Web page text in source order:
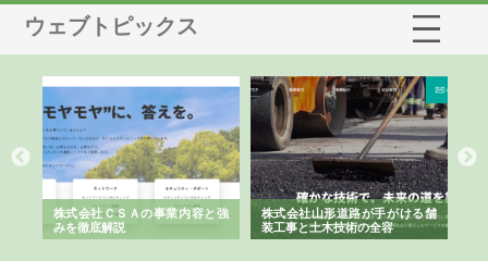
ウェブトピックス
株式会社ＣＳＡの事業内容と強
みを徹底解説
株式会社山形道路が手がける舗
装工事と土木技術の全容